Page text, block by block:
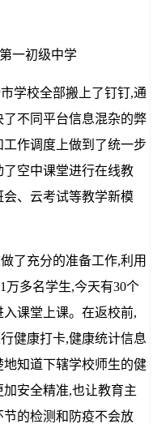
一初级中学
学校全部搬上了钉钉,通
不同平台信息混杂的弊
作调度上做到了统一步
空中课堂进行在线教
、云考试等教学新模
了充分的准备工作,利用
万多名学生,今天有30个
课堂上课。在返校前,
健康打卡,健康统计信息
知道下辖学校师生的健
安全精准,也让教育主
的检测和防疫不会放